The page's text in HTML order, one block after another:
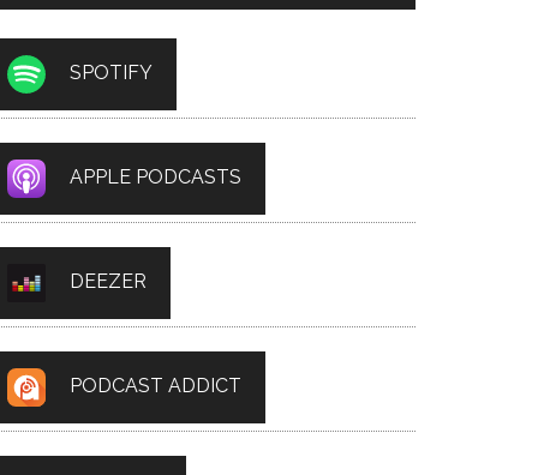
SPOTIFY
APPLE PODCASTS
DEEZER
PODCAST ADDICT